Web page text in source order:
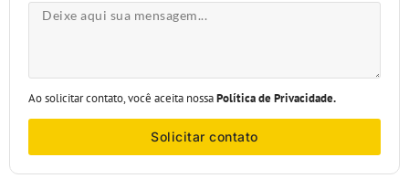
Ao solicitar contato, você aceita nossaPolítica de Privacidade.
Solicitar contato